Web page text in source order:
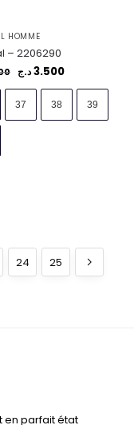
HOMME
– 2206290
3.500د.ج
37 38 39
24 25
en parfait état